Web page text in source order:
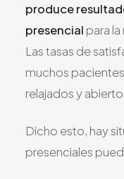
produce
presencial para
Las tasas de
muchos
relajados y
Dicho esto, hay
presenciales